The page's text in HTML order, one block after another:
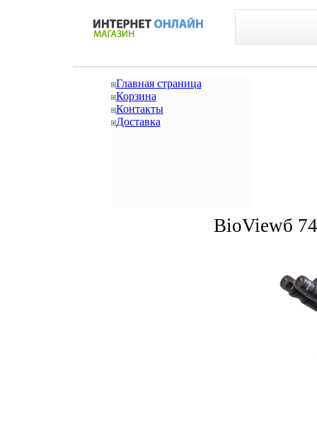
Главная страница
Корзина
Контакты
Доставка
BioViewб